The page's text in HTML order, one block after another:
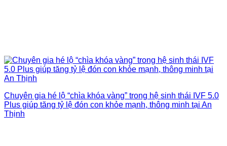
Chuyên gia hé lộ “chìa khóa vàng” trong hệ sinh thái IVF 5.0
Plus giúp tăng tỷ lệ đón con khỏe mạnh, thông minh tại An
Thịnh